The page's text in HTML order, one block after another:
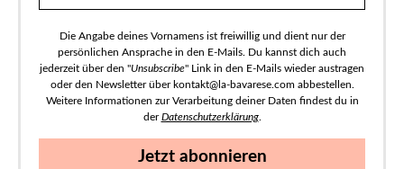
Die Angabe deines Vornamens ist freiwillig und dient nur der
persönlichen Ansprache in den E-Mails. Du kannst dich auch
jederzeit über den "Unsubscribe" Link in den E-Mails wieder austragen
oder den Newsletter über kontakt@la-bavarese.com abbestellen.
Weitere Informationen zur Verarbeitung deiner Daten findest du in
derDatenschutzerklärung.
Jetzt abonnieren